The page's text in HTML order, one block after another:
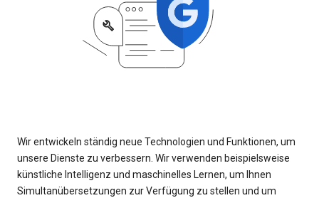
Wir entwickeln ständig neue Technologien und Funktionen, um
unsere Dienste zu verbessern. Wir verwenden beispielsweise
künstliche Intelligenz und maschinelles Lernen, um Ihnen
Simultanübersetzungen zur Verfügung zu stellen und um